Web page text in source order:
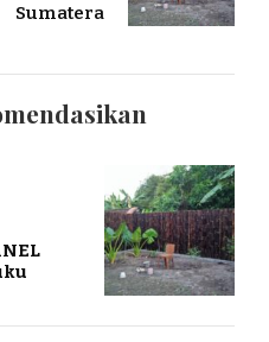
Sumatera